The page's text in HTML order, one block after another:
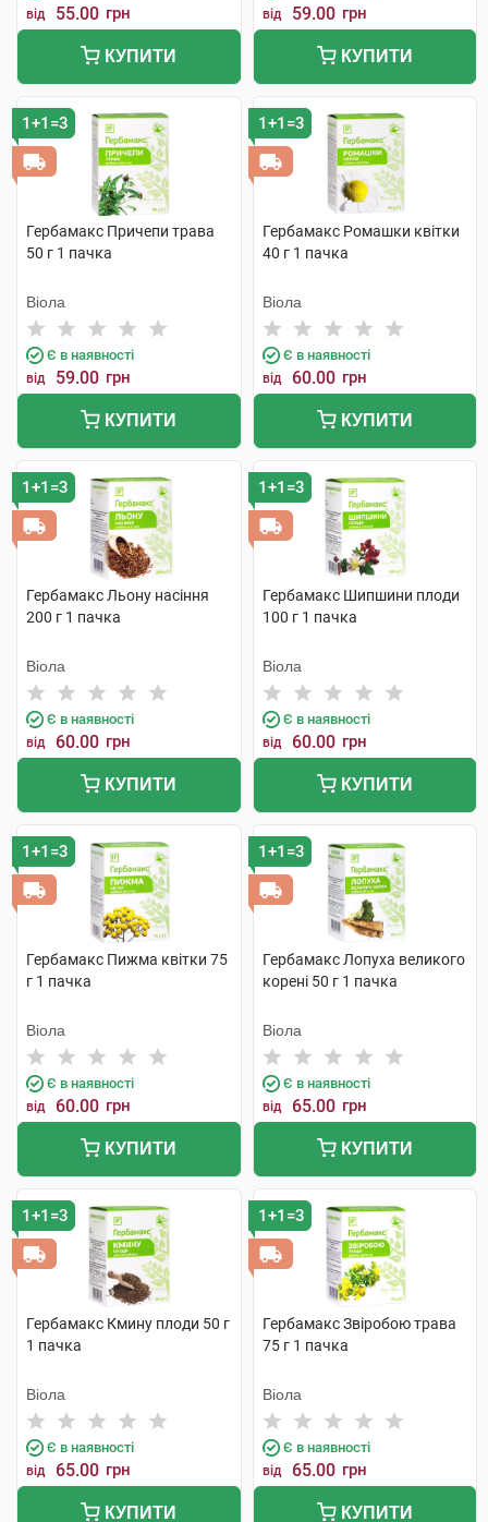
від 55.00 грн
КУПИТИ
від 59.00 грн
КУПИТИ
1+1=3
Гербамакс Причепи трава
50 г 1 пачка
Віола
Є в наявності
від 59.00 грн
КУПИТИ
1+1=3
Гербамакс Ромашки квітки
40 г 1 пачка
Віола
Є в наявності
від 60.00 грн
КУПИТИ
1+1=3
Гербамакс Льону насіння
200 г 1 пачка
Віола
Є в наявності
від 60.00 грн
КУПИТИ
1+1=3
Гербамакс Шипшини плоди
100 г 1 пачка
Віола
Є в наявності
від 60.00 грн
КУПИТИ
1+1=3
Гербамакс Пижма квітки 75
г 1 пачка
Віола
Є в наявності
від 60.00 грн
КУПИТИ
1+1=3
Гербамакс Лопуха великого
корені 50 г 1 пачка
Віола
Є в наявності
від 65.00 грн
КУПИТИ
1+1=3
Гербамакс Кмину плоди 50 г
1 пачка
Віола
Є в наявності
від 65.00 грн
КУПИТИ
1+1=3
Гербамакс Звіробою трава
75 г 1 пачка
Віола
Є в наявності
від 65.00 грн
КУПИТИ